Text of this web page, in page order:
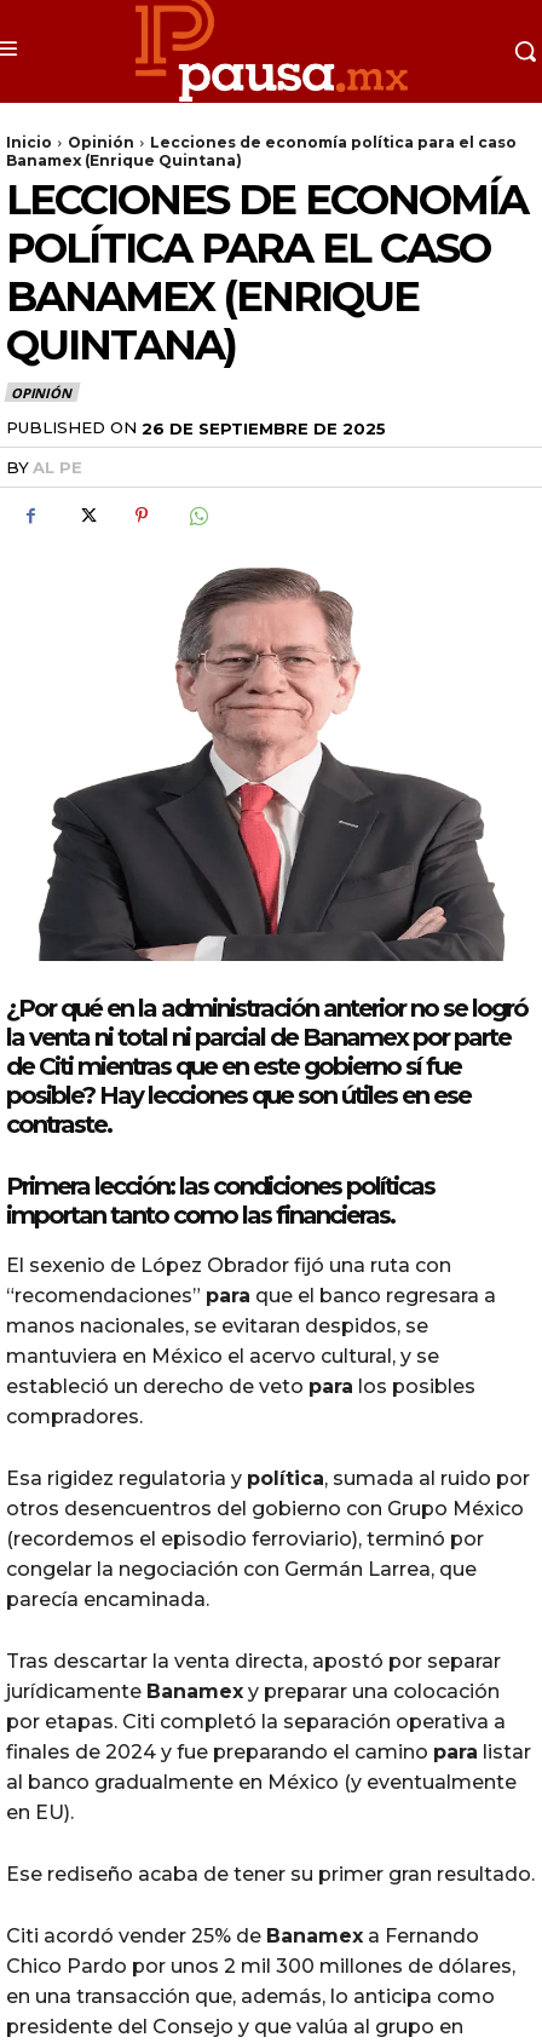
Inicio Opinión
Lecciones de economía política para el caso
Banamex (Enrique Quintana)
LECCIONES DE ECONOMÍA
POLÍTICA PARA EL CASO
BANAMEX (ENRIQUE
QUINTANA)
OPINIÓN
PUBLISHED ON 26 DE SEPTIEMBRE DE 2025
BYAL PE
¿Por qué en la administración anterior no se logró
la venta ni total ni parcial deBanamexpor parte
de Citi mientras que en este gobierno sí fue
posible? Hayleccionesque son útiles en ese
contraste.
Primera lección: las condiciones políticas
importan tanto como las financieras.
El sexenio de López Obrador fijó una ruta con
“recomendaciones” para que el banco regresara a
manos nacionales, se evitaran despidos, se
mantuviera en México el acervo cultural, y se
estableció un derecho de veto para los posibles
compradores.
Esa rigidez regulatoria y política, sumada al ruido por
otros desencuentros del gobierno con Grupo México
(recordemos el episodio ferroviario), terminó por
congelar la negociación con Germán Larrea, que
parecía encaminada.
Tras descartar la venta directa, apostó por separar
jurídicamente Banamex y preparar una colocación
por etapas. Citi completó la separación operativa a
finales de 2024 y fue preparando el camino para listar
al banco gradualmente en México (y eventualmente
en EU).
Ese rediseño acaba de tener su primer gran resultado.
Citi acordó vender 25% de Banamex a Fernando
Chico Pardo por unos 2 mil 300 millones de dólares,
en una transacción que, además, lo anticipa como
presidente del Consejo y que valúa al grupo en